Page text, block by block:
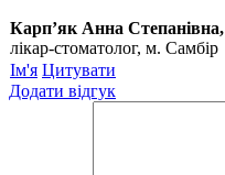
Карп’як Анна Степанівна,
лікар-стоматолог, м. Самбір
Ім'я Цитувати
Додати відгук